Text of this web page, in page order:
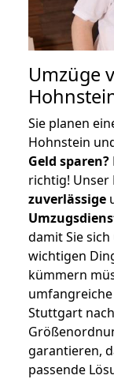
Umzüge
Sie planen
Hohnstein
Geld sparen?
richtig! Unser
zuverlässige
damit Sie
wichtigen
kümmern
Stuttgart
garantieren,
passende